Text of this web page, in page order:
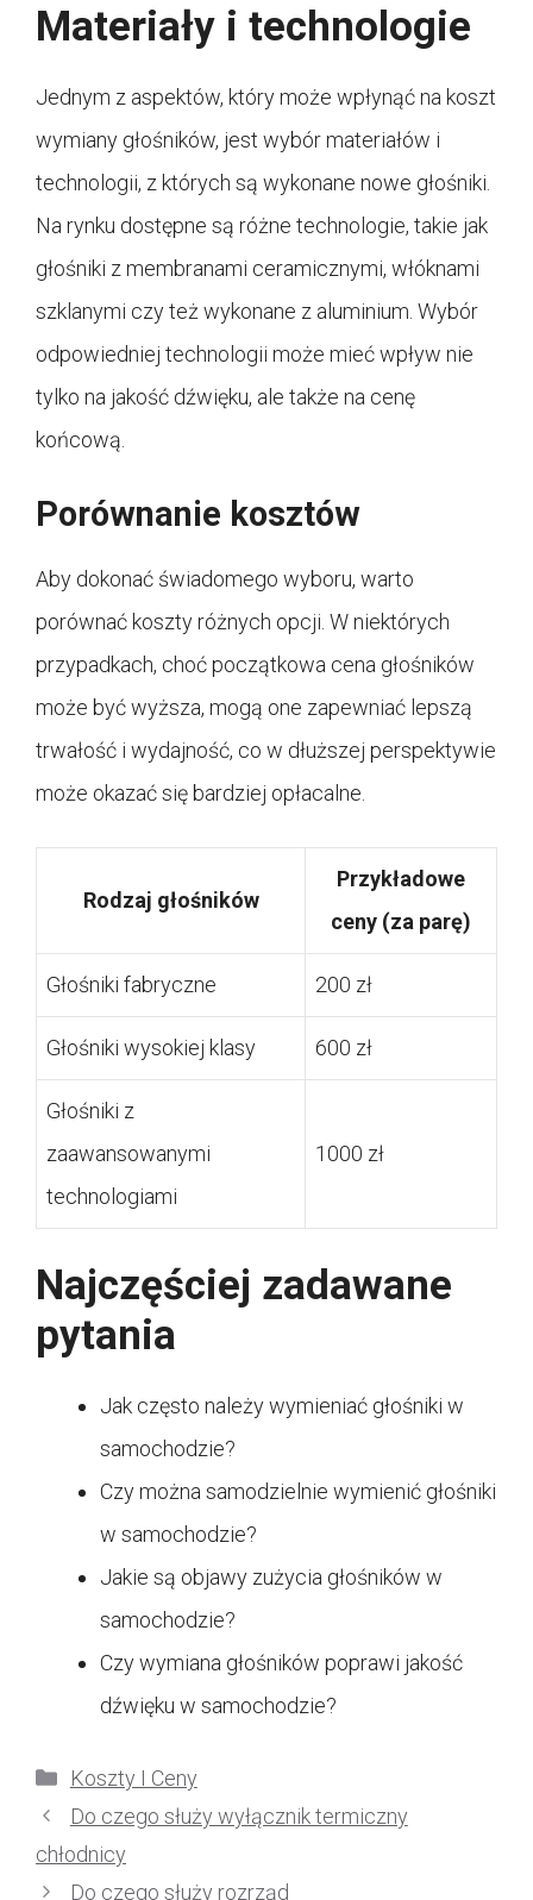
Materiały i technologie
Jednym z aspektów, który może wpłynąć na koszt
wymiany głośników, jest wybór materiałów i
technologii, z których są wykonane nowe głośniki.
Na rynku dostępne są różne technologie, takie jak
głośniki z membranami ceramicznymi, włóknami
szklanymi czy też wykonane z aluminium. Wybór
odpowiedniej technologii może mieć wpływ nie
tylko na jakość dźwięku, ale także na cenę
końcową.
Porównanie kosztów
Aby dokonać świadomego wyboru, warto
porównać koszty różnych opcji. W niektórych
przypadkach, choć początkowa cena głośników
może być wyższa, mogą one zapewniać lepszą
trwałość i wydajność, co w dłuższej perspektywie
może okazać się bardziej opłacalne.
Rodzaj głośników
Przykładowe
ceny (za parę)
Głośniki fabryczne 200 zł
Głośniki wysokiej klasy 600 zł
Głośniki z
zaawansowanymi
technologiami
1000 zł
Najczęściej zadawane
pytania
Jak często należy wymieniać głośniki w
samochodzie?
Czy można samodzielnie wymienić głośniki
w samochodzie?
Jakie są objawy zużycia głośników w
samochodzie?
Czy wymiana głośników poprawi jakość
dźwięku w samochodzie?
Kategorie
Koszty I Ceny
Do czego służy wyłącznik termiczny
chłodnicy
Do czego służy rozrząd